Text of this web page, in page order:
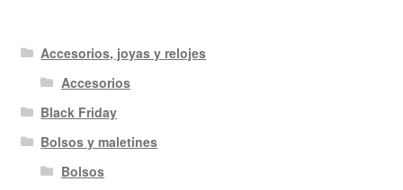
Accesorios, joyas y relojes
Accesorios
Black Friday
Bolsos y maletines
Bolsos